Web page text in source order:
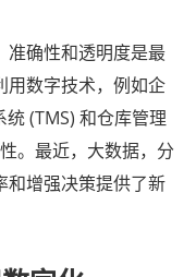
准确性和透明度是最
用数字技术，例如企
(TMS) 和仓库管理
。最近，大数据，分
和增强决策提供了新